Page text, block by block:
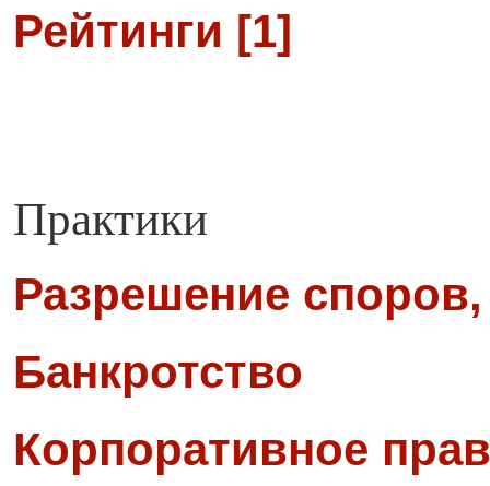
Рейтинги [1]
Практики
Разрешение
Банкротство
Корпоративное